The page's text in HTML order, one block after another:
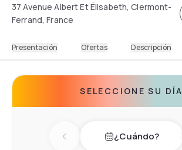
37 Avenue Albert Et Élisabeth, Clermont-
Ferrand, France
Presentación Ofertas Descripción
SELECCIONE SU DÍA
Previous day¿Cuándo?